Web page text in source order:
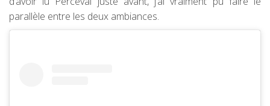
parallèle entre les deux ambiances.